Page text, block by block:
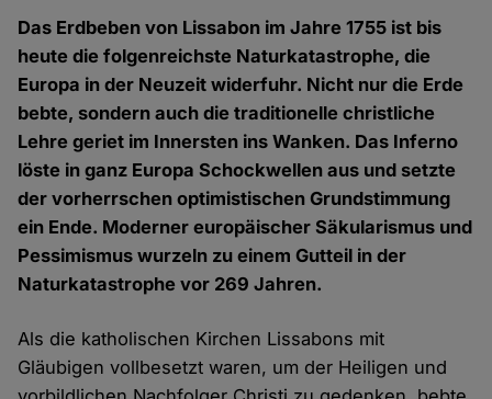
Das Erdbeben von Lissabon im Jahre 1755 ist bis
heute die folgenreichste Naturkatastrophe, die
Europa in der Neuzeit widerfuhr. Nicht nur die Erde
bebte, sondern auch die traditionelle christliche
Lehre geriet im Innersten ins Wanken. Das Inferno
löste in ganz Europa Schockwellen aus und setzte
der vorherrschen optimistischen Grundstimmung
ein Ende. Moderner europäischer Säkularismus und
Pessimismus wurzeln zu einem Gutteil in der
Naturkatastrophe vor 269 Jahren.
Als die katholischen Kirchen Lissabons mit
Gläubigen vollbesetzt waren, um der Heiligen und